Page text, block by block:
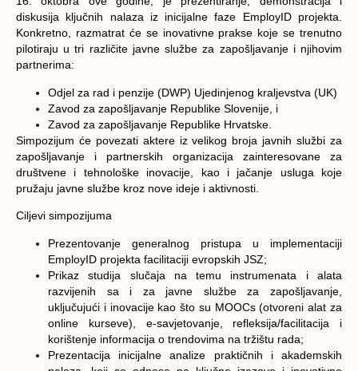
diskusija ključnih nalaza iz inicijalne faze EmployID projekta.
Konkretno, razmatrat će se inovativne prakse koje se trenutno
pilotiraju u tri različite javne službe za zapošljavanje i njihovim
partnerima:
Odjel za rad i penzije (DWP) Ujedinjenog kraljevstva (UK)
Zavod za zapošljavanje Republike Slovenije, i
Zavod za zapošljavanje Republike Hrvatske.
Simpozijum će povezati aktere iz velikog broja javnih službi za
zapošljavanje i partnerskih organizacija zainteresovane za
društvene i tehnološke inovacije, kao i jačanje usluga koje
pružaju javne službe kroz nove ideje i aktivnosti.
Ciljevi simpozijuma
Prezentovanje generalnog pristupa u implementaciji
EmployID projekta facilitaciji evropskih JSZ;
Prikaz studija slučaja na temu instrumenata i alata
razvijenih sa i za javne službe za zapošljavanje,
uključujući i inovacije kao što su MOOCs (otvoreni alat za
online kurseve), e-savjetovanje, refleksija/facilitacija i
korištenje informacija o trendovima na tržištu rada;
Prezentacija inicijalne analize praktičnih i akademskih